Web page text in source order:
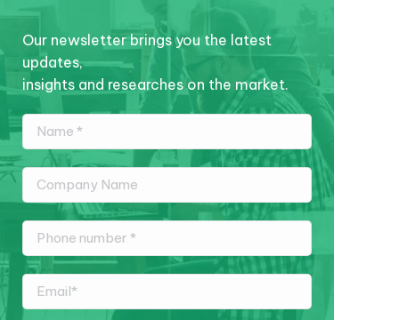
Our newsletter brings you the latest
updates,
insights and researches on the market.